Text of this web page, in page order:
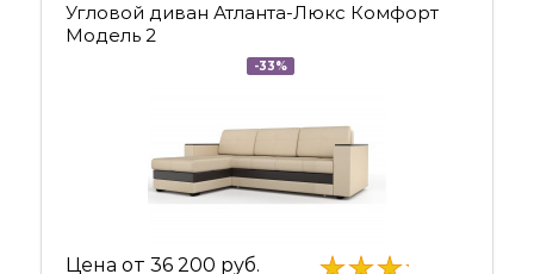
Угловой диван Атланта-Люкс Комфорт
Модель 2
-33%
Цена от 36 200 руб.